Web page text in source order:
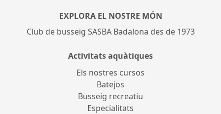
EXPLORA EL NOSTRE MÓN
Club de busseig SASBA Badalona des de 1973
Activitats aquàtiques
Els nostres cursos
Batejos
Busseig recreatiu
Especialitats